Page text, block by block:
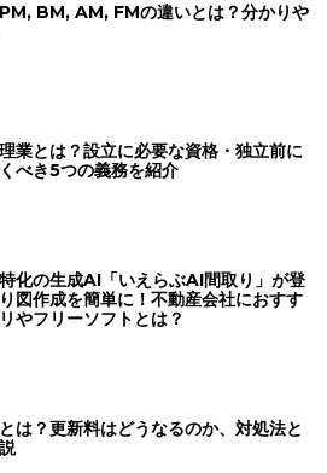
BM, AM, FMの違いとは？分かりや
業とは？設立に必要な資格・独立前に
べき5つの義務を紹介
特化の生成AI「いえらぶAI間取り」が登
図作成を簡単に！不動産会社におすす
やフリーソフトとは？
は？更新料はどうなるのか、対処法と